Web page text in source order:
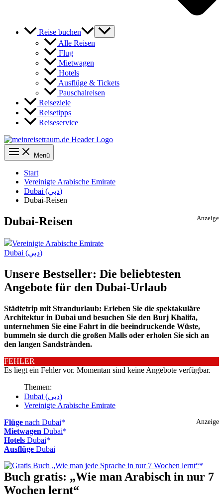
Reise buchen
Alle Reisen
Flug
Mietwagen
Hotels
Ausflüge & Tickets
Pauschalreisen
Reiseziele
Reisetipps
Reiseservice
Menü
Start
Vereinigte Arabische Emirate
Dubai (دبي)
Dubai-Reisen
Anzeige
Dubai-Reisen
Vereinigte Arabische Emirate
Dubai (دبي)
Unsere Bestseller: Die beliebtesten
Angebote für den Dubai-Urlaub
Städtetrip mit Strandurlaub: Erleben Sie die spektakuläre
Architektur in Dubai und besuchen Sie den Burj Khalifa,
unternehmen Sie eine Fahrt in die beeindruckende Wüste,
bummeln sie durch die großen Malls oder erholen Sie sich an
den langen Sandstränden.
FEHLER
Es liegt ein Fehler vor. Momentan sind keine Angebote verfügbar.
Themen:
Dubai (دبي)
Vereinigte Arabische Emirate
Anzeige
Flüge nach Dubai
Mietwagen Dubai
Hotels Dubai
Ausflüge Dubai
Buch gratis: „Wie man Arabisch in nur 7
Wochen lernt“